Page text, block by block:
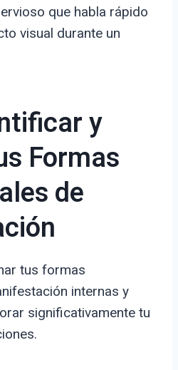
que habla rápido
visual durante un
y
Formas
de
tus formas
internas y
significativamente tu